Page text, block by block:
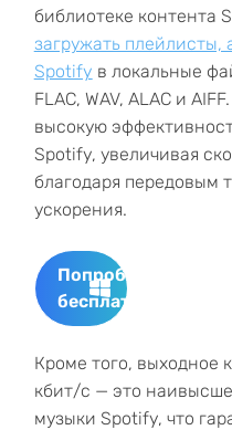
библиотеке контента
загружать плейлисты,
Spotify в локальные
FLAC, WAV, ALAC и
высокую
Spotify, увеличивая
благодаря передовым
ускорения.
Попробуйте
бесплатно
Кроме того, выходное
кбит/с — это
музыки Spotify, что